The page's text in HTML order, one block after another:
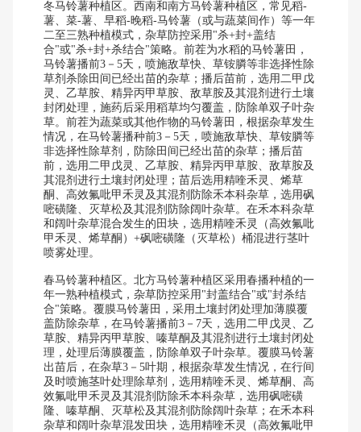
冬马铃薯种植区。西南和南方马铃薯种植区，常见稻-
薯、菜-薯、早稻-晚稻-马铃薯（或与蔬菜间作）等一年
二至三熟种植模式，杂草防控采用"杀+封+盖结
合"或"杀+封+杀结合"策略。前茬为水稻的马铃薯田，
马铃薯播前3－5天，喷施敌草快、草铵膦等非选择性除
草剂杀除田间已经出苗的杂草；播后苗前，选用二甲戊
灵、乙草胺、精异丙甲草胺、敌草胺及其混剂进行土壤
封闭处理，施药后采用稻草均匀覆盖，防除单双子叶杂
草。前茬为蔬菜或其他作物的马铃薯田，根据杂草发生
情况，在马铃薯播种前3－5天，喷施敌草快、草铵膦等
非选择性除草剂，防除田间已经出苗的杂草；播后苗
前，选用二甲戊灵、乙草胺、精异丙甲草胺、敌草胺及
其混剂进行土壤封闭处理；苗后选用精喹禾灵、烯草
酮、高效氟吡甲禾灵及其混剂防除禾本科杂草，选用砜
嘧磺隆、灭草松及其混剂防除阔叶杂草。在禾本科杂草
和阔叶杂草混合发生的田块，选用精喹禾灵（高效氟吡
甲禾灵、烯草酮）+砜嘧磺隆（灭草松）桶混进行茎叶
喷雾处理。
春马铃薯种植区。北方马铃薯种植区采用春播种植的一
年一熟种植模式，杂草防控采用"封盖结合"或"封杀结
合"策略。覆膜马铃薯田，采用土壤封闭处理加薄膜覆
盖防除杂草，在马铃薯播前3－7天，选用二甲戊灵、乙
草胺、精异丙甲草胺、嗪草酮及其混剂进行土壤封闭处
理，处理后薄膜覆盖，防除单双子叶杂草。覆膜马铃薯
出苗后，在杂草3－5叶期，根据杂草发生情况，在行间
及时喷施茎叶处理除草剂，选用精喹禾灵、烯草酮、高
效氟吡甲禾灵及其混剂防除禾本科杂草，选用砜嘧磺
隆、嗪草酮、灭草松及其混剂防除阔叶杂草；在禾本科
杂草和阔叶杂草混发田块，选用精喹禾灵（高效氟吡甲